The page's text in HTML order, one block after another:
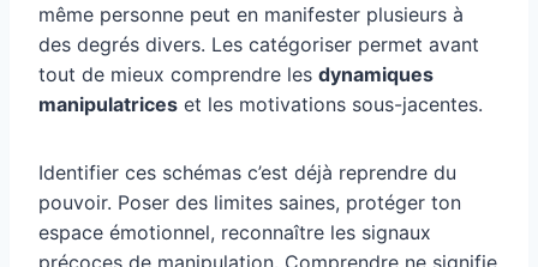
même personne peut en manifester plusieurs à
des degrés divers. Les catégoriser permet avant
tout de mieux comprendre les dynamiques
manipulatrices et les motivations sous-jacentes.
Identifier ces schémas c’est déjà reprendre du
pouvoir. Poser des limites saines, protéger ton
espace émotionnel, reconnaître les signaux
précoces de manipulation. Comprendre ne signifie